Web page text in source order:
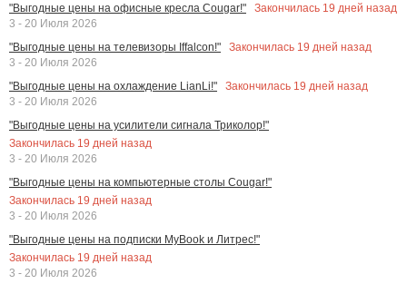
"Выгодные цены на офисные кресла Cougar!" Закончилась 19 дней назад
3 - 20 Июля 2026
"Выгодные цены на телевизоры Iffalcon!"
Закончилась 19 дней назад
3 - 20 Июля 2026
"Выгодные цены на охлаждение LianLi!"
Закончилась 19 дней назад
3 - 20 Июля 2026
"Выгодные цены на усилители сигнала Триколор!"
Закончилась 19 дней назад
3 - 20 Июля 2026
"Выгодные цены на компьютерные столы Cougar!"
Закончилась 19 дней назад
3 - 20 Июля 2026
"Выгодные цены на подписки MyBook и Литрес!"
Закончилась 19 дней назад
3 - 20 Июля 2026